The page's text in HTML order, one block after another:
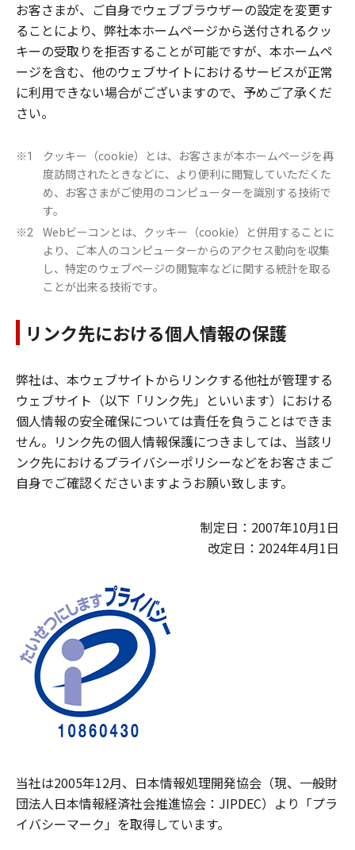
お客さまが、ご自身でウェブブラウザーの設定を変更す
ることにより、弊社本ホームページから送付されるクッ
キーの受取りを拒否することが可能ですが、本ホームペ
ージを含む、他のウェブサイトにおけるサービスが正常
に利用できない場合がございますので、予めご了承くだ
さい。
※1
クッキー（cookie）とは、お客さまが本ホームページを再
度訪問されたときなどに、より便利に閲覧していただくた
め、お客さまがご使用のコンピューターを識別する技術で
す。
※2
Webビーコンとは、クッキー（cookie）と併用することに
より、ご本人のコンピューターからのアクセス動向を収集
し、特定のウェブページの閲覧率などに関する統計を取る
ことが出来る技術です。
リンク先における個人情報の保護
弊社は、本ウェブサイトからリンクする他社が管理する
ウェブサイト（以下「リンク先」といいます）における
個人情報の安全確保については責任を負うことはできま
せん。リンク先の個人情報保護につきましては、当該リ
ンク先におけるプライバシーポリシーなどをお客さまご
自身でご確認くださいますようお願い致します。
制定日：2007年10月1日
改定日：2024年4月1日
当社は2005年12月、日本情報処理開発協会（現、一般財
団法人日本情報経済社会推進協会：JIPDEC）より「プラ
イバシーマーク」を取得しています。